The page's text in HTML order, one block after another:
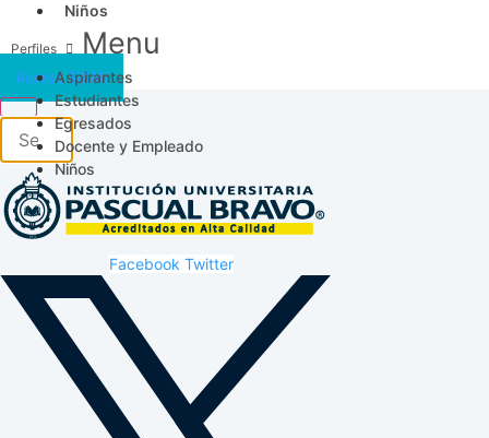
Niños
Menu
Aspirantes
Estudiantes
Egresados
Docente y Empleado
Niños
Acceso SICAU
Facebook Twitter